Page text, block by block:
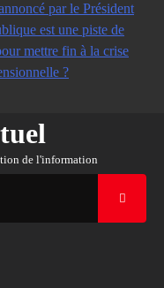
par le Président
est une piste de
mettre fin à la crise
?
de l'information